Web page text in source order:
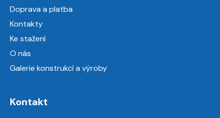
Doprava a platba
Kontakty
Ke stažení
O nás
Galerie konstrukcí a výroby
Kontakt